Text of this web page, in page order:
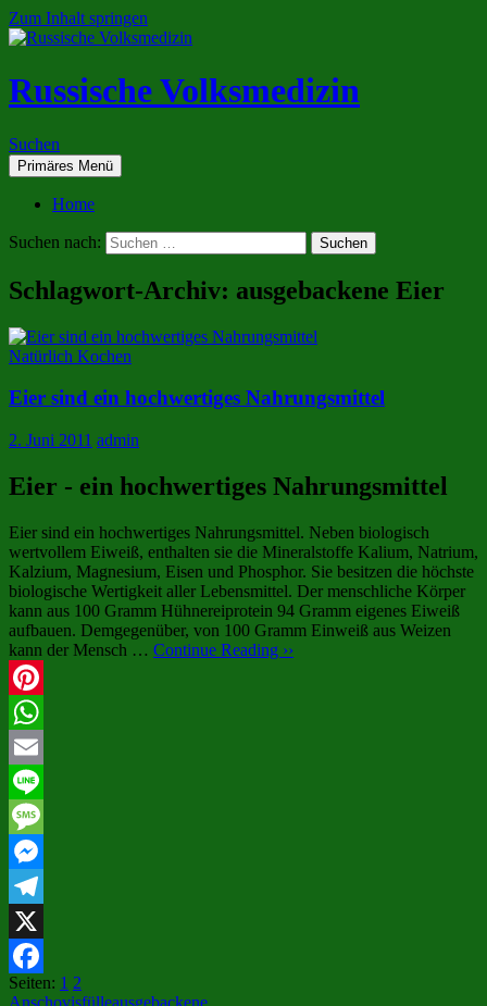
Zum Inhalt springen
Russische Volksmedizin
Suchen
Primäres Menü
Home
Suchen nach:
Schlagwort-Archiv: ausgebackene Eier
Natürlich Kochen
Eier sind ein hochwertiges Nahrungsmittel
2. Juni 2011 admin
Eier - ein hochwertiges Nahrungsmittel
Eier sind ein hochwertiges Nahrungsmittel. Neben biologisch
wertvollem Eiweiß, enthalten sie die Mineralstoffe Kalium, Natrium,
Kalzium, Magnesium, Eisen und Phosphor. Sie besitzen die höchste
biologische Wertigkeit aller Lebensmittel. Der menschliche Körper
kann aus 100 Gramm Hühnereiprotein 94 Gramm eigenes Eiweiß
aufbauen. Demgegenüber, von 100 Gramm Einweiß aus Weizen
kann der Mensch … Continue Reading ››
Pinterest
WhatsApp
Email
Line
Message
Messenger
Telegram
X
Facebook
Seiten: 1 2
Anschovisfülleausgebackene